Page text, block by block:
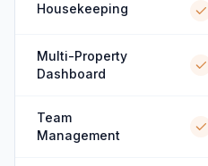
Housekeeping
Multi-Property
Dashboard
Team
Management